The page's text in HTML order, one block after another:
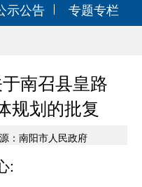
示公告
专题专栏
南召县皇路
规划的批复
：南阳市人民政府
: